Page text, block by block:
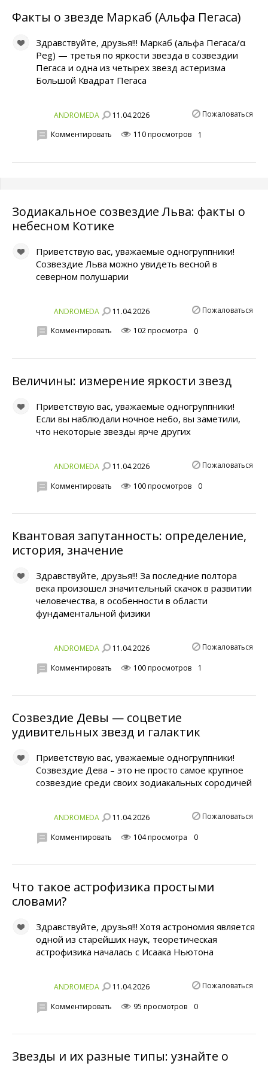
Факты о звезде Маркаб (Альфа Пегаса)
Здравствуйте, друзья!!! Маркаб (альфа Пегаса/α
Peg) — третья по яркости звезда в созвездии
Пегаса и одна из четырех звезд астеризма
Большой Квадрат Пегаса
ANDROMEDA 11.04.2026 Пожаловаться
Комментировать 110 просмотров 1
Зодиакальное созвездие Льва: факты о
небесном Котике
Приветствую вас, уважаемые одногруппники!
Созвездие Льва можно увидеть весной в
северном полушарии
ANDROMEDA 11.04.2026 Пожаловаться
Комментировать 102 просмотра 0
Величины: измерение яркости звезд
Приветствую вас, уважаемые одногруппники!
Если вы наблюдали ночное небо, вы заметили,
что некоторые звезды ярче других
ANDROMEDA 11.04.2026 Пожаловаться
Комментировать 100 просмотров 0
Квантовая запутанность: определение,
история, значение
Здравствуйте, друзья!!! За последние полтора
века произошел значительный скачок в развитии
человечества, в особенности в области
фундаментальной физики
ANDROMEDA 11.04.2026 Пожаловаться
Комментировать 100 просмотров 1
Созвездие Девы — соцветие
удивительных звезд и галактик
Приветствую вас, уважаемые одногруппники!
Созвездие Дева – это не просто самое крупное
созвездие среди своих зодиакальных сородичей
ANDROMEDA 11.04.2026 Пожаловаться
Комментировать 104 просмотра 0
Что такое астрофизика простыми
словами?
Здравствуйте, друзья!!! Хотя астрономия является
одной из старейших наук, теоретическая
астрофизика началась с Исаака Ньютона
ANDROMEDA 11.04.2026 Пожаловаться
Комментировать 95 просмотров 0
Звезды и их разные типы: узнайте о